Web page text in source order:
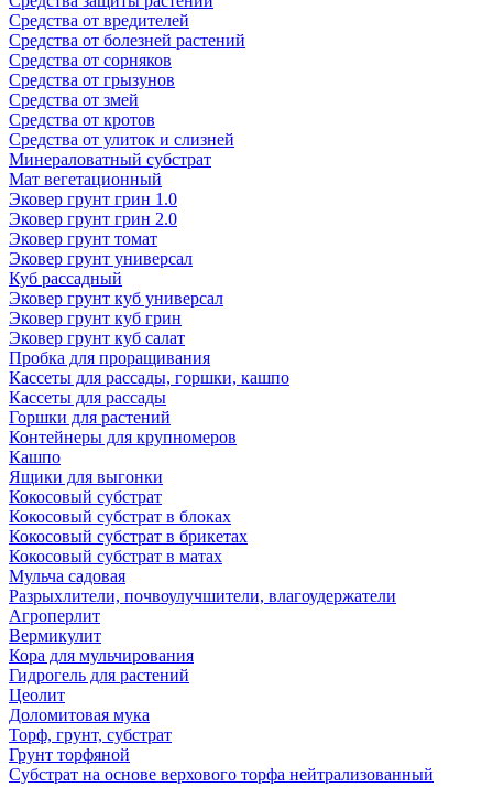
Средства от вредителей
Средства от болезней растений
Средства от сорняков
Средства от грызунов
Средства от змей
Средства от кротов
Средства от улиток и слизней
Минераловатный субстрат
Мат вегетационный
Эковер грунт грин 1.0
Эковер грунт грин 2.0
Эковер грунт томат
Эковер грунт универсал
Куб рассадный
Эковер грунт куб универсал
Эковер грунт куб грин
Эковер грунт куб салат
Пробка для проращивания
Кассеты для рассады, горшки, кашпо
Кассеты для рассады
Горшки для растений
Контейнеры для крупномеров
Кашпо
Ящики для выгонки
Кокосовый субстрат
Кокосовый субстрат в блоках
Кокосовый субстрат в брикетах
Кокосовый субстрат в матах
Мульча садовая
Разрыхлители, почвоулучшители, влагоудержатели
Агроперлит
Вермикулит
Кора для мульчирования
Гидрогель для растений
Цеолит
Доломитовая мука
Торф, грунт, субстрат
Грунт торфяной
Субстрат на основе верхового торфа нейтрализованный